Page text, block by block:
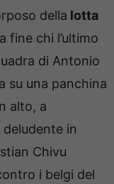
della lotta
fine chi l’ultimo
di Antonio
su una panchina
alto, a
deludente in
Chivu
i belgi del